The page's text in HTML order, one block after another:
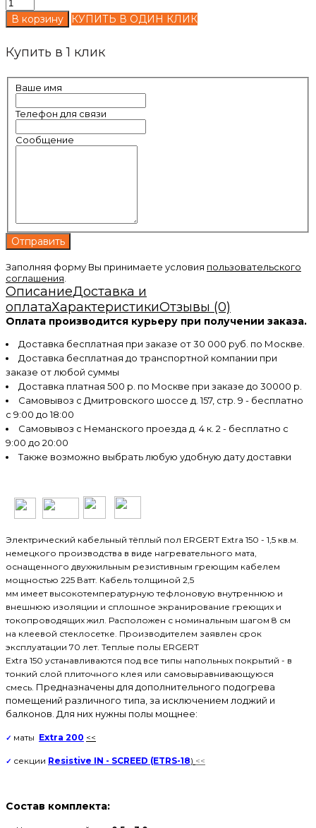
КУПИТЬ В ОДИН КЛИК
Купить в 1 клик
Ваше имя
Телефон для связи
Сообщение
Заполняя форму Вы принимаете условия пользовательского
соглашения
ОписаниеДоставка и
оплатаХарактеристикиОтзывы (0)
Оплата производится курьеру при получении заказа.
Доставка бесплатная при заказе от 30 000 руб. по Москве.
Доставка бесплатная до транспортной компании при
заказе от любой суммы
Доставка платная 500 р. по Москве при заказе до 30000 р.
Самовывоз с Дмитровского шоссе д. 157, стр. 9 - бесплатно
с 9:00 до 18:00
Самовывоз с Неманского проезда д. 4 к. 2 - бесплатно с
9:00 до 20:00
Также возможно выбрать любую удобную дату доставки
Электрический кабельныйтёплый пол ERGERT Extra 150 - 1,5 кв.м.
немецкого производства в виде нагревательного мата,
оснащенного двухжильным резистивным греющим кабелем
мощностью 225 Ватт. Кабельтолщиной 2,5
мм имеет высокотемпературную тефлоновую внутреннюю и
внешнюю изоляции и сплошное экранирование греющих и
токопроводящих жил. Расположен с номинальным шагом 8 см
на клеевой стеклосетке. Производителем заявлен срок
эксплуатации 70 лет. Теплые полы ERGERT
Extra 150 устанавливаются под все типы напольных покрытий - в
тонкий слой плиточного клея или самовыравнивающуюся
смесь. Предназначены для дополнительного подогрева
помещений различного типа, за исключением лоджий и
балконов. Для них нужны полы мощнее:
✓ маты Extra 200 <<
✓ секции Resistive IN - SCREED (ETRS-18) <<
Состав комплекта: